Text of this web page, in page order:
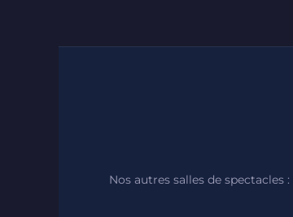
Nos autres salles de spectacles :